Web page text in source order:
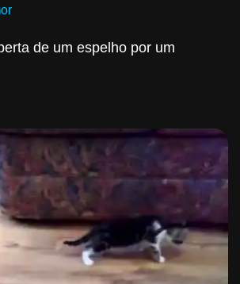
de um espelho por um